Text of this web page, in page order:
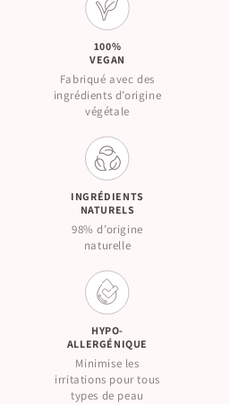
100%
VEGAN
Fabriqué avec des
ingrédients d’origine
végétale
INGRÉDIENTS
NATURELS
98% d’origine
naturelle
HYPO-
ALLERGÉNIQUE
Minimise les
irritations pour tous
types de peau